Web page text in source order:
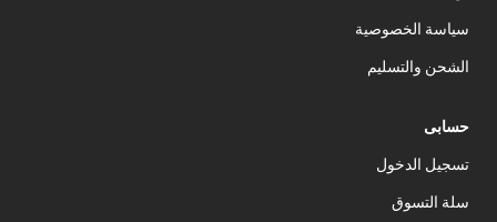
سياسة الخصوصية
الشحن والتسليم
حسابى
تسجيل الدخول
سلة التسوق